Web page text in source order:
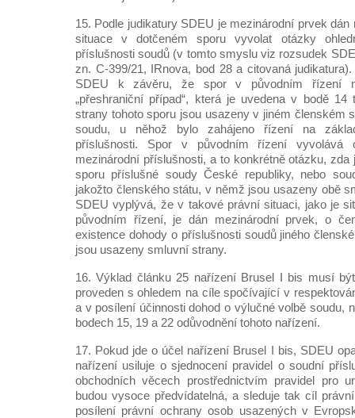
15. Podle judikatury SDEU je mezinárodní prvek dán
situace v dotčeném sporu vyvolat otázky
příslušnosti soudů (v tomto smyslu viz rozsudek
zn. C‑399/21, IRnova, bod 28 a citovaná
SDEU k závěru, že spor v původním řízení
„přeshraniční případ“, která je uvedena v bodě 14
strany tohoto sporu jsou usazeny v jiném členském
soudu, u něhož bylo zahájeno řízení na
příslušnosti. Spor v původním řízení vyvolává
mezinárodní příslušnosti, a to konkrétně otázku, zda
sporu příslušné soudy České republiky, nebo
jakožto členského státu, v němž jsou usazeny obě
SDEU vyplývá, že v takové právní situaci, jako je
původním řízení, je dán mezinárodní prvek, o
existence dohody o příslušnosti soudů jiného
jsou usazeny smluvní strany.
16. Výklad článku 25 nařízení Brusel I bis musí
proveden s ohledem na cíle spočívající v
a v posílení účinnosti dohod o výlučné volbě soudu,
bodech 15, 19 a 22 odůvodnění tohoto nařízení.
17. Pokud jde o účel nařízení Brusel I bis, SDEU
nařízení usiluje o sjednocení pravidel o soudní
obchodních věcech prostřednictvím pravidel pro
budou vysoce předvídatelná, a sleduje tak cíl
posílení právní ochrany osob usazených v